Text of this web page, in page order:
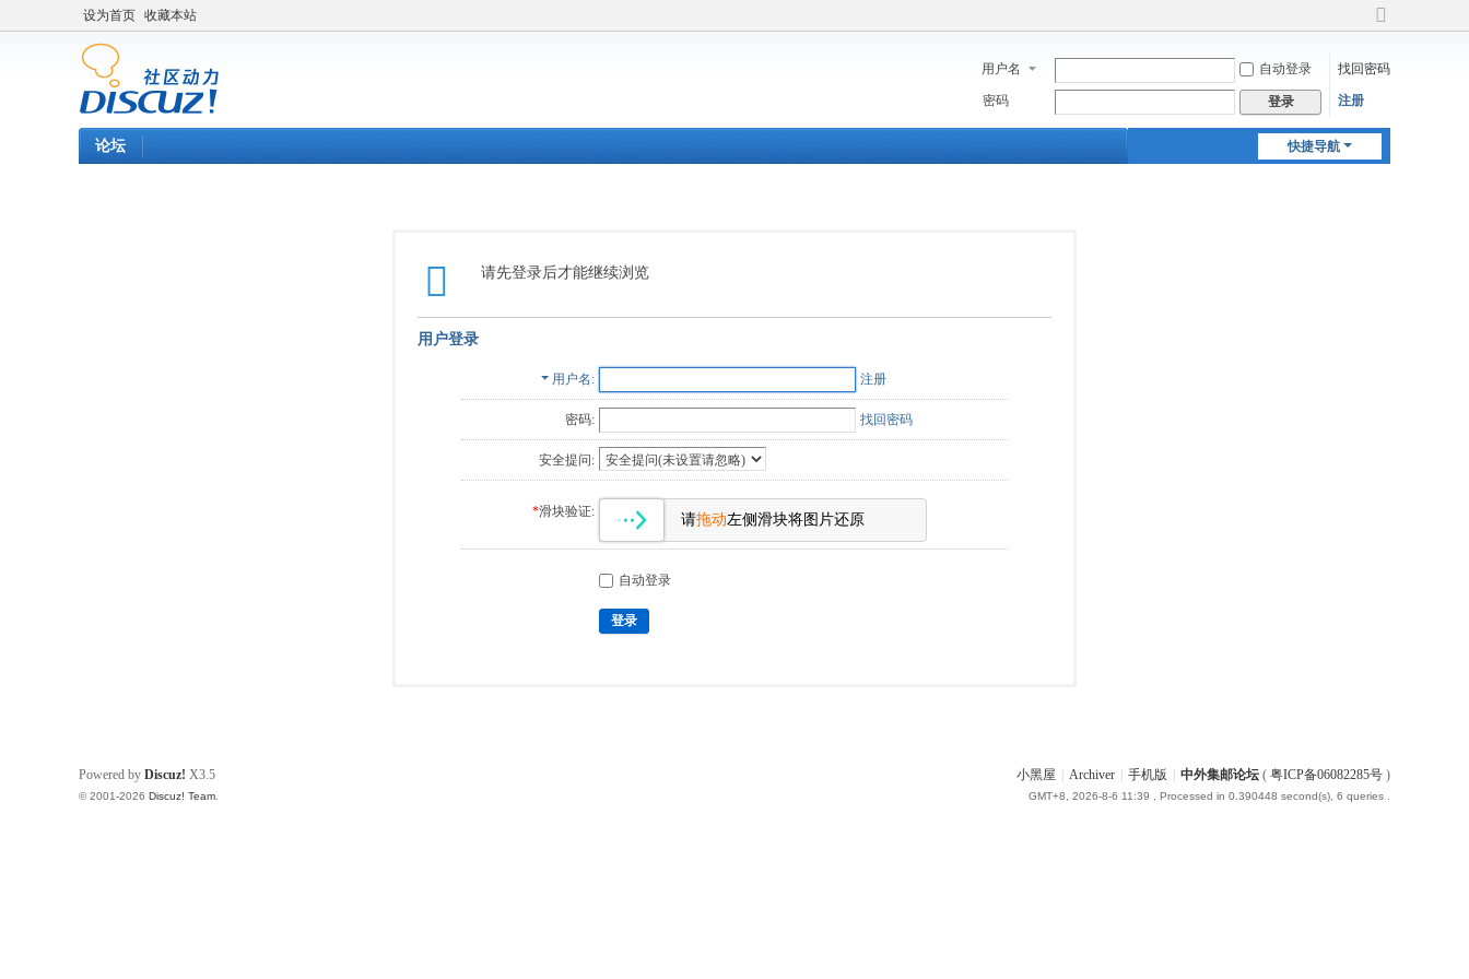
设为首页 收藏本站
切
到
用户名 自动登录 找回密码
密码 登录 注册
快捷导航
论坛
请先登录后才能继续浏览
用户登录
用户名 注册
密码: 找回密码
安全提问:
*滑块验证: 请拖动左侧滑块将图片还原
自动登录
登录
小黑屋 Archiver 手机版 中外集邮论坛 ( 粤ICP备06082285号 )
GMT+8, 2026-8-6 11:39 , Processed in 0.390448 second(s), 6 queries .
Powered by Discuz! X3.5
© 2001-2026 Discuz! Team